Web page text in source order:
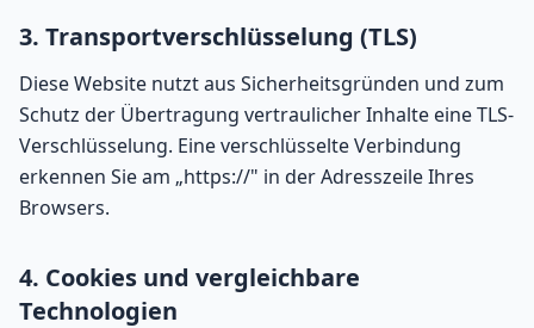
3. Transportverschlüsselung (TLS)
Diese Website nutzt aus Sicherheitsgründen und zum
Schutz der Übertragung vertraulicher Inhalte eine TLS-
Verschlüsselung. Eine verschlüsselte Verbindung
erkennen Sie am „https://" in der Adresszeile Ihres
Browsers.
4. Cookies und vergleichbare
Technologien